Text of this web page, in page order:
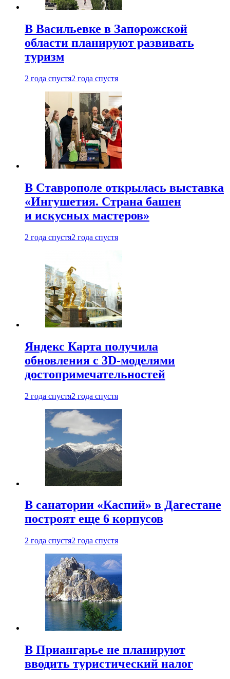
В Васильевке в Запорожской
области планируют развивать
туризм
2 года спустя2 года спустя
В Ставрополе открылась выставка
«Ингушетия. Страна башен
и искусных мастеров»
2 года спустя2 года спустя
Яндекс Карта получила
обновления с 3D-моделями
достопримечательностей
2 года спустя2 года спустя
В санатории «Каспий» в Дагестане
построят еще 6 корпусов
2 года спустя2 года спустя
В Приангарье не планируют
вводить туристический налог